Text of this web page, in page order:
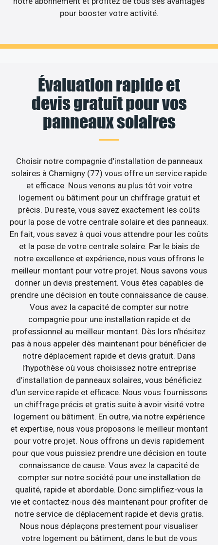
pour booster votre activité.
Évaluation rapide et
devis gratuit pour vos
panneaux solaires
Choisir notre compagnie d’installation de panneaux
solaires à Chamigny (77) vous offre un service rapide
et efficace. Nous venons au plus tôt voir votre
logement ou bâtiment pour un chiffrage gratuit et
précis. Du reste, vous savez exactement les coûts
pour la pose de votre centrale solaire et des panneaux.
En fait, vous savez à quoi vous attendre pour les coûts
et la pose de votre centrale solaire. Par le biais de
notre excellence et expérience, nous vous offrons le
meilleur montant pour votre projet. Nous savons vous
donner un devis prestement. Vous êtes capables de
prendre une décision en toute connaissance de cause.
Vous avez la capacité de compter sur notre
compagnie pour une installation rapide et de
professionnel au meilleur montant. Dès lors n’hésitez
pas à nous appeler dès maintenant pour bénéficier de
notre déplacement rapide et devis gratuit. Dans
l’hypothèse où vous choisissez notre entreprise
d’installation de panneaux solaires, vous bénéficiez
d’un service rapide et efficace. Nous vous fournissons
un chiffrage précis et gratis suite à avoir visité votre
logement ou bâtiment. En outre, via notre expérience
et expertise, nous vous proposons le meilleur montant
pour votre projet. Nous offrons un devis rapidement
pour que vous puissiez prendre une décision en toute
connaissance de cause. Vous avez la capacité de
compter sur notre société pour une installation de
qualité, rapide et abordable. Donc simplifiez-vous la
vie et contactez-nous dès maintenant pour profiter de
notre service de déplacement rapide et devis gratis.
Nous nous déplaçons prestement pour visualiser
votre logement ou bâtiment, dans le but de vous